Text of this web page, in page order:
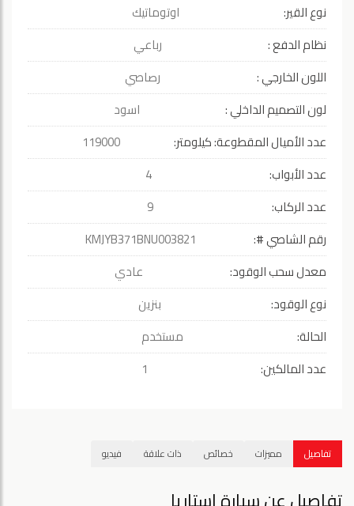
نوع القير:
اوتوماتيك
نظام الدفع :
رباعي
اللون الخارجي :
رصاصي
لون التصميم الداخلي :
اسود
عدد الأميال المقطوعة: كيلومتر:
119000
عدد الأبواب:
4
عدد الركاب:
9
رقم الشاصي #:
KMJYB371BNU003821
معدل سحب الوقود:
عادي
نوع الوقود:
بنزين
الحالة:
مستخدم
عدد المالكين:
1
تفاصيل مميزات خصائص ذات علاقة فيديو